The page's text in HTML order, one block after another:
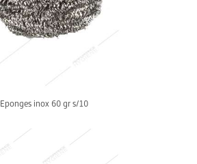
Eponges inox 60 gr s/10